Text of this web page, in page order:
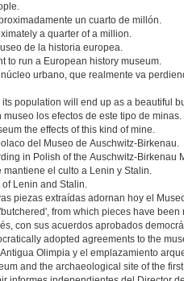
un cuarto de millón.
a quarter of a million.
de la historia europea.
to run a European history museum.
urbano, que realmente va
population will end up as a beautiful
los efectos de este tipo de minas.
the effects of this kind of mine.
del Museo de Auschwitz-Birkenau.
in Polish of the Auschwitz-Birkenau
el culto a Lenin y Stalin.
of Lenin and Stalin.
piezas extraídas adornan hoy el
from which pieces have
con sus acuerdos aprobados
adopted agreements to the
Olimpia y el emplazamiento
and the archaeological site of the